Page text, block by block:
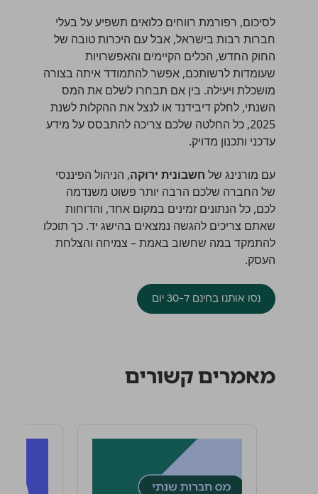
לסיכום, רפורמת רווחים כלואים תשפיע על בעלי
חברות רבות בישראל, אבל עם היכרות טובה של
החוק החדש, הכלים הקיימים והאפשרויות
שעומדות לרשותכם, אפשר להתמודד איתה בצורה
מושכלת ויעילה. בין אם תבחרו לשלם את המס
השנתי, לחלק דיבידנד או לנצל את ההקלות לשנת
2025, כל החלטה שלכם צריכה להתבסס על מידע
עדכני ותכנון מדויק.
עם מורנינג של חשבונית ירוקה, הניהול הפיננסי
של החברה שלכם הרבה יותר פשוט משנדמה
לכם, כל הנתונים זמינים במקום אחד, והדוחות
שאתם צריכים להגשה נמצאים בהישג יד. כך תוכלו
להתמקד במה שחשוב באמת – צמיחה והצלחת
העסק.
נסו אותנו בחינם ל-30 יום
מאמרים קשורים